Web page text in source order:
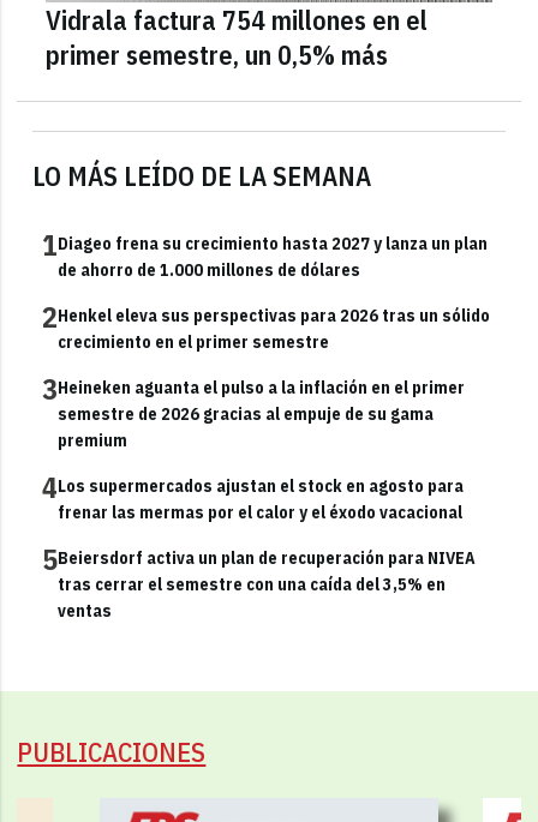
LO MÁS LEÍDO DE LA SEMANA
1Diageo frena su crecimiento hasta 2027 y lanza un plan
de ahorro de 1.000 millones de dólares
2Henkel eleva sus perspectivas para 2026 tras un sólido
crecimiento en el primer semestre
3Heineken aguanta el pulso a la inflación en el primer
semestre de 2026 gracias al empuje de su gama
premium
4Los supermercados ajustan el stock en agosto para
frenar las mermas por el calor y el éxodo vacacional
5Beiersdorf activa un plan de recuperación para NIVEA
tras cerrar el semestre con una caída del 3,5% en
ventas
Vidrala factura 754 millones en el
primer semestre, un 0,5% más
PUBLICACIONES